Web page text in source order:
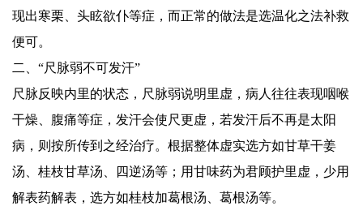
现出寒栗、头眩欲仆等症，而正常的做法是选温化之法补救
便可。
二、“尺脉弱不可发汗”
尺脉反映内里的状态，尺脉弱说明里虚，病人往往表现咽喉
干燥、腹痛等症，发汗会使尺更虚，若发汗后不再是太阳
病，则按所传到之经治疗。根据整体虚实选方如甘草干姜
汤、桂枝甘草汤、四逆汤等；用甘味药为君顾护里虚，少用
解表药解表，选方如桂枝加葛根汤、葛根汤等。